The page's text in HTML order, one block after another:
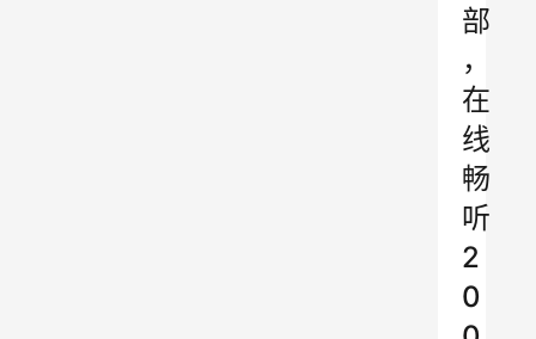
部
，
在
线
畅
听
2
0